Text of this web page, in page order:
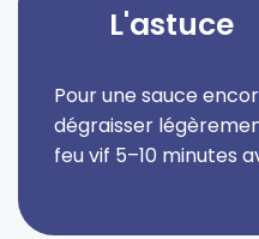
L'astuce
Pour une sauce
dégraisser
feu vif 5–10 minutes